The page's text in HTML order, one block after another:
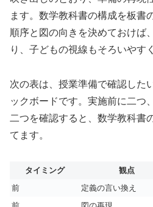
ます。数学教科書の構成を板書
順序と図の向きを決めておけば
り、子どもの視線もそろいやす
次の表は、授業準備で確認した
ックボードです。実施前に二つ
二つを確認すると、数学教科書
てます。
タイミング 観点
前
定義の言い換え